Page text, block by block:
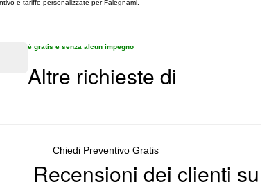
e tariffe personalizzate per Falegnami.
è gratis e senza alcun impegno
Altre richieste di
Chiedi Preventivo Gratis
Recensioni dei clienti su